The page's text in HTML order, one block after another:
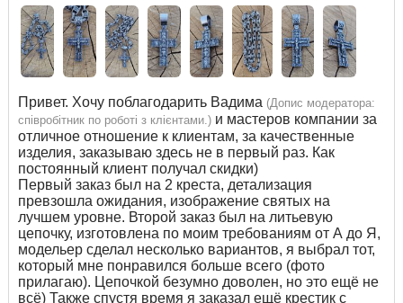
Привет. Хочу поблагодарить Вадима (Допис модератора:
співробітник по роботі з клієнтами.) и мастеров компании за
отличное отношение к клиентам, за качественные
изделия, заказываю здесь не в первый раз. Как
постоянный клиент получал скидки)
Первый заказ был на 2 креста, детализация
превзошла ожидания, изображение святых на
лучшем уровне. Второй заказ был на литьевую
цепочку, изготовлена по моим требованиям от А до Я,
модельер сделал несколько вариантов, я выбрал тот,
который мне понравился больше всего (фото
прилагаю). Цепочкой безумно доволен, но это ещё не
всё) Также спустя время я заказал ещё крестик с